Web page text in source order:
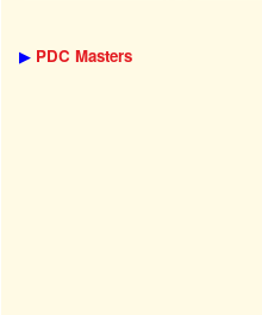
▶ PDC Masters